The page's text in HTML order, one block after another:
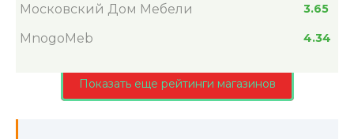
Московский Дом Мебели 3.65
MnogoMeb 4.34
Показать еще рейтинги магазинов